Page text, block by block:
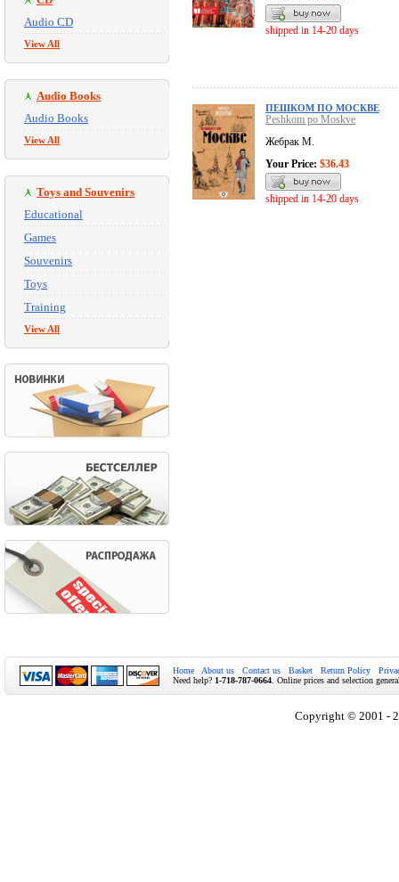
Audio CD
View All
Audio Books
Audio Books
View All
Toys and Souvenirs
Educational
Games
Souvenirs
Toys
Training
View All
shipped in 14-20 days
ПЕШКОМ ПО МОСКВЕ
Peshkom po Moskve
Жебрак М.
Your Price: $36.43
shipped in 14-20 days
Home About us Contact us Basket Return Policy
Need help? 1-718-787-0664 . Online prices and selection
Copyright © 2001 -